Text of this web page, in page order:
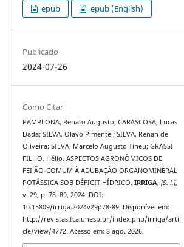
epub
epub (English)
Publicado
2024-07-26
Como Citar
PAMPLONA, Renato Augusto; CARASCOSA, Lucas
Dada; SILVA, Olavo Pimentel; SILVA, Renan de
Oliveira; SILVA, Marcelo Augusto Tineu; GRASSI
FILHO, Hélio. ASPECTOS AGRONÔMICOS DE
FEIJÃO-COMUM À ADUBAÇÃO ORGANOMINERAL
POTÁSSICA SOB DÉFICIT HÍDRICO.IRRIGA,[S. l.],
v. 29, p. 78–89, 2024. DOI:
10.15809/irriga.2024v29p78-89. Disponível em:
http://revistas.fca.unesp.br/index.php/irriga/arti
cle/view/4772. Acesso em: 8 ago. 2026.